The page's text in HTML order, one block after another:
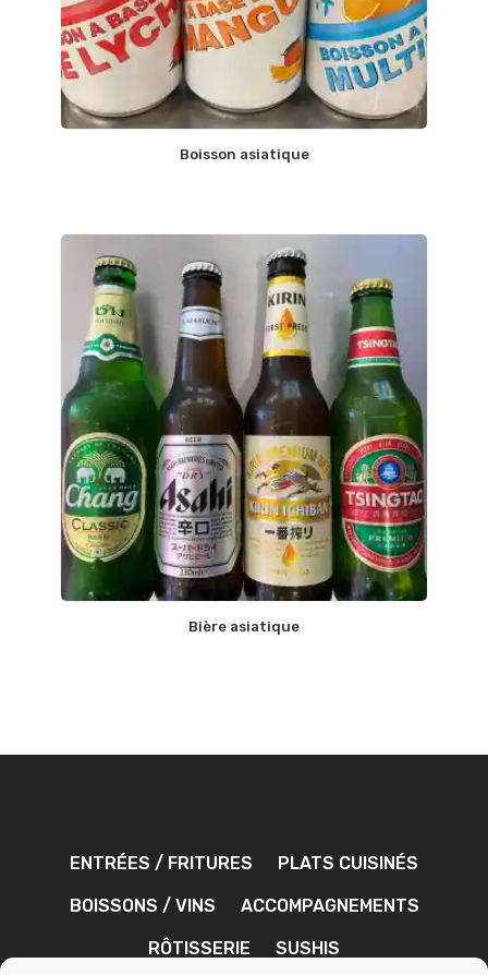
Boisson asiatique
Bière asiatique
ENTRÉES / FRITURES PLATS CUISINÉS
BOISSONS / VINS ACCOMPAGNEMENTS
RÔTISSERIE SUSHIS